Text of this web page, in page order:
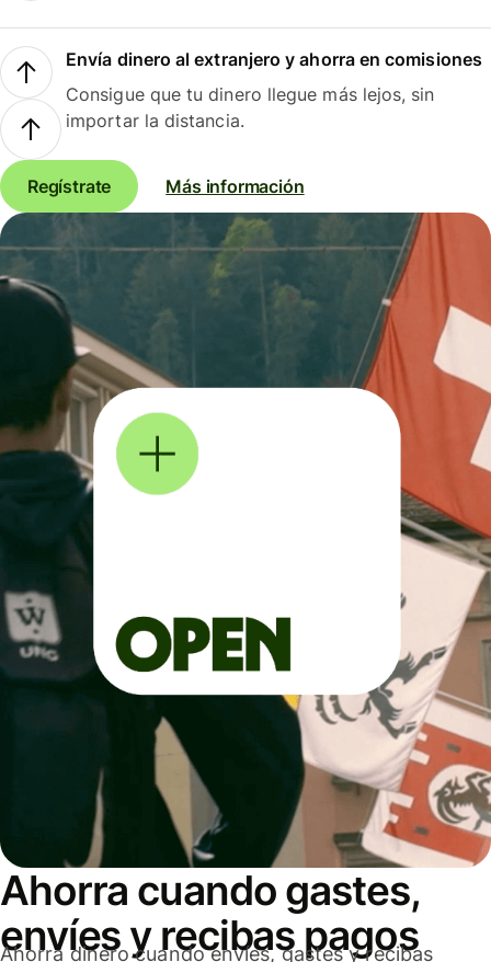
Envía dinero al extranjero y ahorra en comisiones
Consigue que tu dinero llegue más lejos, sin
importar la distancia.
Regístrate Más información
Ahorra cuando gastes,
envíes y recibas pagos
Ahorra dinero cuando envíes, gastes y recibas